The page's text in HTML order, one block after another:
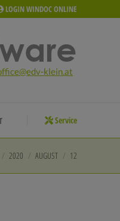
LOGIN WINDOC ONLINE
klein.at
Service
sich hier:
2020 AUGUST 12
Service